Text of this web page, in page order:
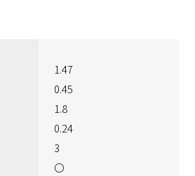
1.47
0.45
1.8
0.24
3
〇